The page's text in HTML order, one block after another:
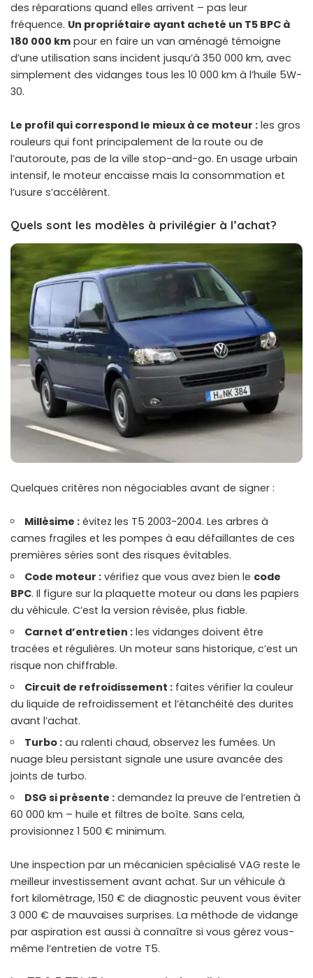
des réparations quand elles arrivent – pas leur
fréquence. Un propriétaire ayant acheté un T5 BPC à
180 000 km pour en faire un van aménagé témoigne
d’une utilisation sans incident jusqu’à 350 000 km, avec
simplement des vidanges tous les 10 000 km à l’huile 5W-
30.
Le profil qui correspond le mieux à ce moteur : les gros
rouleurs qui font principalement de la route ou de
l’autoroute, pas de la ville stop-and-go. En usage urbain
intensif, le moteur encaisse mais la consommation et
l’usure s’accélèrent.
Quels sont les modèles à privilégier à l’achat?
Quelques critères non négociables avant de signer :
Millésime : évitez les T5 2003-2004. Les arbres à
cames fragiles et les pompes à eau défaillantes de ces
premières séries sont des risques évitables.
Code moteur : vérifiez que vous avez bien le code
BPC. Il figure sur la plaquette moteur ou dans les papiers
du véhicule. C’est la version révisée, plus fiable.
Carnet d’entretien : les vidanges doivent être
tracées et régulières. Un moteur sans historique, c’est un
risque non chiffrable.
Circuit de refroidissement : faites vérifier la couleur
du liquide de refroidissement et l’étanchéité des durites
avant l’achat.
Turbo : au ralenti chaud, observez les fumées. Un
nuage bleu persistant signale une usure avancée des
joints de turbo.
DSG si présente : demandez la preuve de l’entretien à
60 000 km – huile et filtres de boîte. Sans cela,
provisionnez 1 500 € minimum.
Une inspection par un mécanicien spécialisé VAG reste le
meilleur investissement avant achat. Sur un véhicule à
fort kilométrage, 150 € de diagnostic peuvent vous éviter
3 000 € de mauvaises surprises. La méthode de vidange
par aspiration est aussi à connaître si vous gérez vous-
même l’entretien de votre T5.